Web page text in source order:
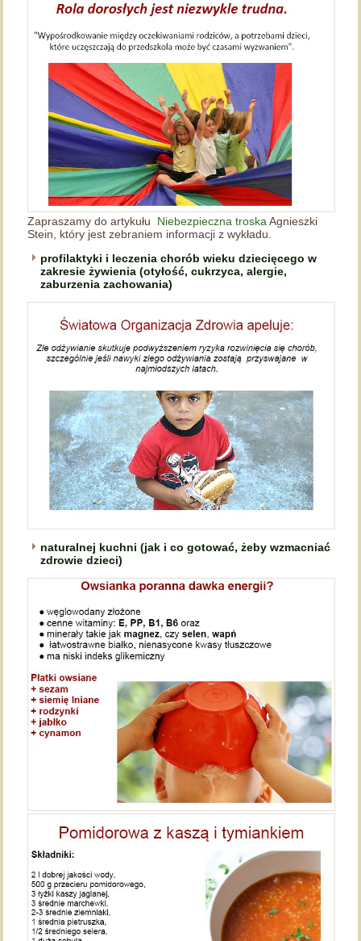
Zapraszamy do artykułu Niebezpieczna troskaAgnieszki
Stein, który jest zebraniem informacji z wykładu.
profilaktyki i leczenia chorób wieku dziecięcego w
zakresie żywienia (otyłość, cukrzyca, alergie,
zaburzenia zachowania)
naturalnej kuchni (jak i co gotować, żeby wzmacniać
zdrowie dzieci)